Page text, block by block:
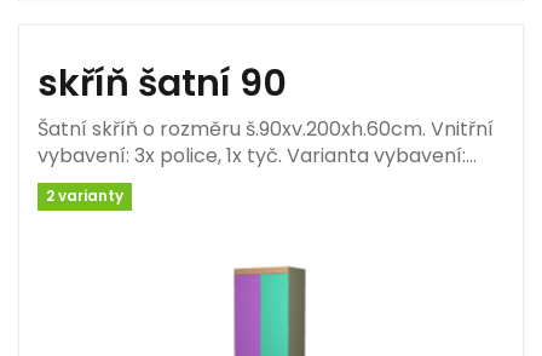
skříň šatní 90
Šatní skříň o rozměru š.90xv.200xh.60cm. Vnitřní
vybavení: 3x police, 1x tyč. Varianta vybavení:…
2 varianty